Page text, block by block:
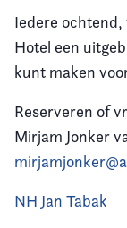
Iedere
Hotel een
kunt maken
Reserveren of
Mirjam Jonker
NH Jan Tabak